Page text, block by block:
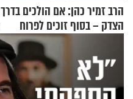
הרב זמיר כהן: אם הולכים בדרך
הצדק – בסוף זוכים לפרוח